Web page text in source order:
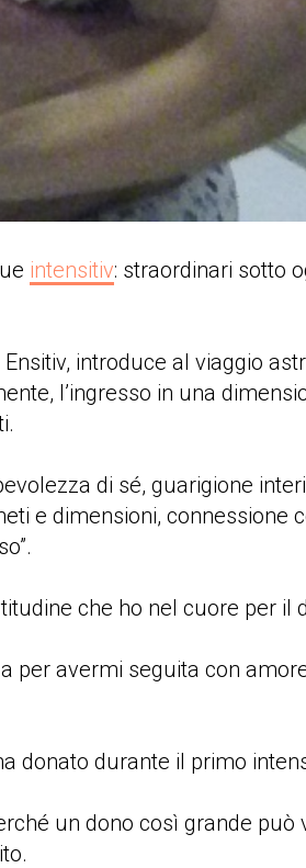
intensitiv: straordinari sotto
introduce al viaggio
l’ingresso in una
di sé, guarigione
e dimensioni, connessione
che ho nel cuore per il
per avermi seguita con
donato durante il primo
un dono così grande può